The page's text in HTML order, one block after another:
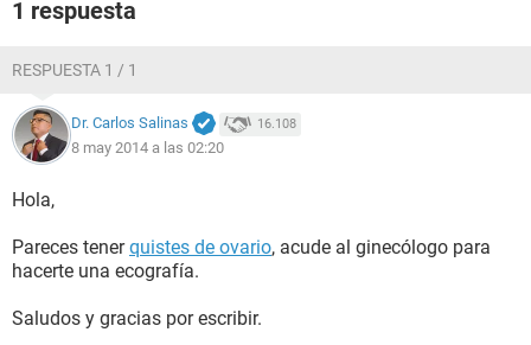
1 respuesta
RESPUESTA 1 / 1
Dr. Carlos Salinas 16.108
8 may 2014 a las 02:20
Hola,
Pareces tenerquistes de ovario, acude al ginecólogo para
hacerte una ecografía.
Saludos y gracias por escribir.